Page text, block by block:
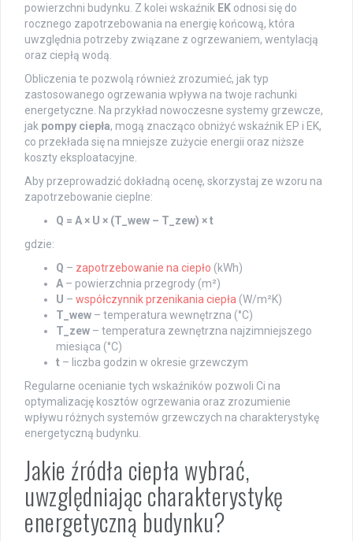
powierzchni budynku. Z kolei wskaźnik EK odnosi się do
rocznego zapotrzebowania na energię końcową, która
uwzględnia potrzeby związane z ogrzewaniem, wentylacją
oraz ciepłą wodą.
Obliczenia te pozwolą również zrozumieć, jak typ
zastosowanego ogrzewania wpływa na twoje rachunki
energetyczne. Na przykład nowoczesne systemy grzewcze,
jak pompy ciepła, mogą znacząco obniżyć wskaźnik EP i EK,
co przekłada się na mniejsze zużycie energii oraz niższe
koszty eksploatacyjne.
Aby przeprowadzić dokładną ocenę, skorzystaj ze wzoru na
zapotrzebowanie cieplne:
Q = A × U × (T_wew – T_zew) × t
gdzie:
Q – zapotrzebowanie na ciepło (kWh)
A – powierzchnia przegrody (m²)
U – współczynnik przenikania ciepła (W/m²K)
T_wew – temperatura wewnętrzna (°C)
T_zew – temperatura zewnętrzna najzimniejszego
miesiąca (°C)
t – liczba godzin w okresie grzewczym
Regularne ocenianie tych wskaźników pozwoli Ci na
optymalizację kosztów ogrzewania oraz zrozumienie
wpływu różnych systemów grzewczych na charakterystykę
energetyczną budynku.
Jakie źródła ciepła wybrać,
uwzględniając charakterystykę
energetyczną budynku?